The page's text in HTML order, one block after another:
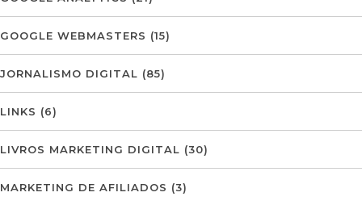
GOOGLE WEBMASTERS (15)
JORNALISMO DIGITAL (85)
LINKS (6)
LIVROS MARKETING DIGITAL (30)
MARKETING DE AFILIADOS (3)